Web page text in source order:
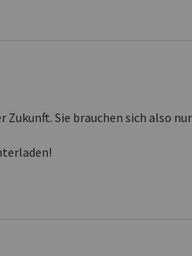
Zukunft. Sie brauchen sich also